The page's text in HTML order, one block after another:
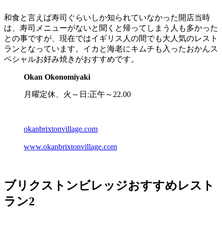
和食と言えば寿司ぐらいしか知られていなかった開店当時
は、寿司メニューがないと聞くと帰ってしまう人も多かった
との事ですが、現在ではイギリス人の間でも大人気のレスト
ランとなっています。イカと海老にキムチも入ったおかんス
ペシャルお好み焼きがおすすめです。
Okan Okonomiyaki
月曜定休、火～日:正午～22.00
okanbrixtonvillage.com
www.okanbrixtonvillage.com
ブリクストンビレッジおすすめレスト
ラン2